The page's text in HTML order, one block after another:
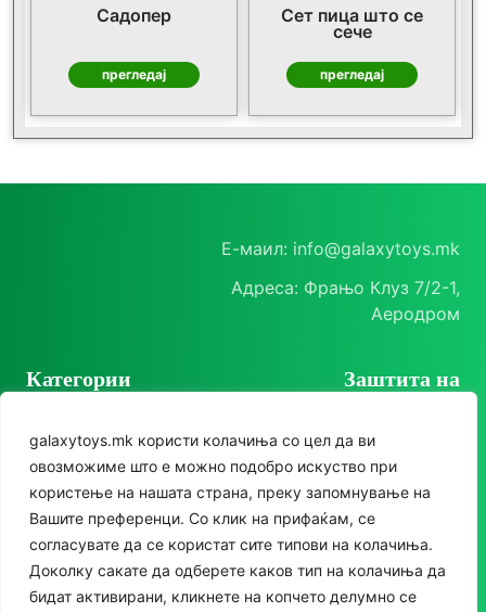
galaxytoys.mk користи колачиња со цел да ви
овозможиме што е можно подобро искуство при
користење на нашата страна, преку запомнување на
Вашите преференци. Со клик на прифаќам, се
согласувате да се користат сите типови на колачиња.
Доколку сакате да одберете каков тип на колачиња да
бидат активирани, кликнете на копчето делумно се
Садопер
прегледај
Сет пица што се
сече
прегледај
Е-маил: info@galaxytoys.mk
Адреса: Фрањо Клуз 7/2-1,
Аеродром
Категории
Сезонска опрема
Друштвени игри
За двор
Едукативни
Заштита на
Политика на
приватност
Политика за колачиња
Следете нè
Instagram
Facebook